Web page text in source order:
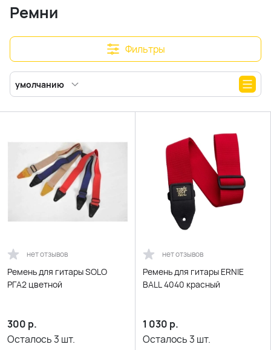
Ремни
Фильтры
умолчанию
нет отзывов
Ремень для гитары SOLO
РГА2 цветной
300 р.
Осталось3 шт.
нет отзывов
Ремень для гитары ERNIE
BALL 4040 красный
1 030 р.
Осталось3 шт.